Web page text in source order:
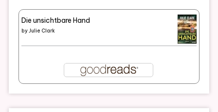
Die unsichtbare Hand
byJulie Clark